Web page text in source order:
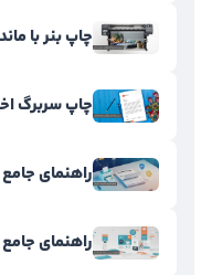
چاپ بنر با
چاپ سربرگ
راهنمای
راهنمای